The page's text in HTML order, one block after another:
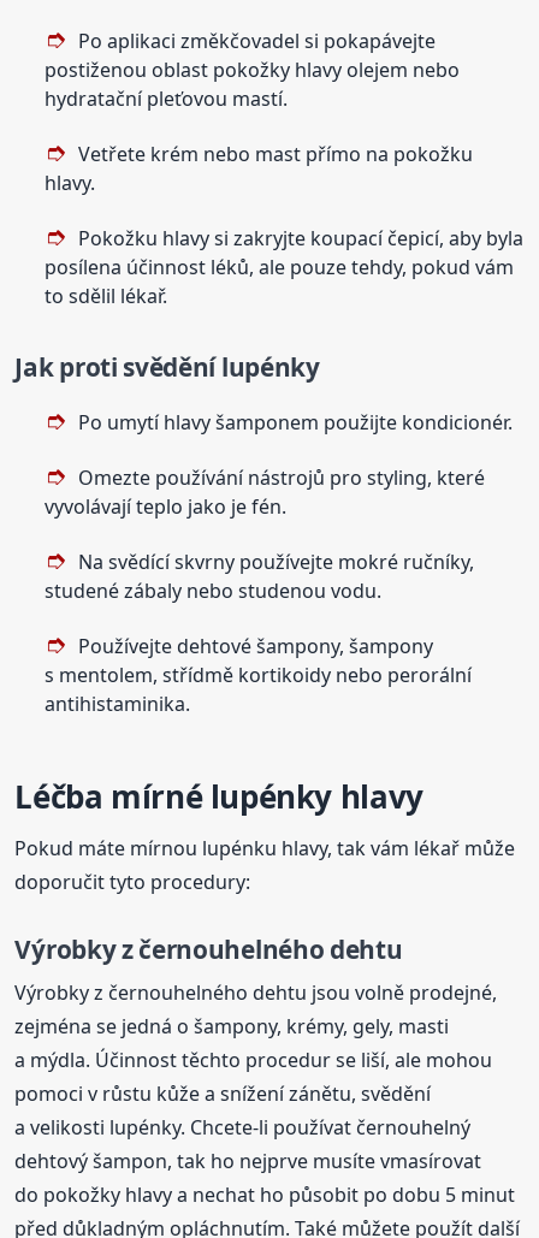
Po aplikaci změkčovadel si pokapávejte
postiženou oblast pokožky hlavy olejem nebo
hydratační pleťovou mastí.
Vetřete krém nebo mast přímo na pokožku
hlavy.
Pokožku hlavy si zakryjte koupací čepicí, aby byla
posílena účinnost léků, ale pouze tehdy, pokud vám
to sdělil lékař.
Jak proti svědění lupénky
Po umytí hlavy šamponem použijte kondicionér.
Omezte používání nástrojů pro styling, které
vyvolávají teplo jako je fén.
Na svědící skvrny používejte mokré ručníky,
studené zábaly nebo studenou vodu.
Používejte dehtové šampony, šampony
s mentolem, střídmě kortikoidy nebo perorální
antihistaminika.
Léčba mírné lupénky hlavy
Pokud máte mírnou lupénku hlavy, tak vám lékař může
doporučit tyto procedury:
Výrobky z černouhelného dehtu
Výrobky z černouhelného dehtu jsou volně prodejné,
zejména se jedná o šampony, krémy, gely, masti
a mýdla. Účinnost těchto procedur se liší, ale mohou
pomoci v růstu kůže a snížení zánětu, svědění
a velikosti lupénky. Chcete-li používat černouhelný
dehtový šampon, tak ho nejprve musíte vmasírovat
do pokožky hlavy a nechat ho působit po dobu 5 minut
před důkladným opláchnutím. Také můžete použít další